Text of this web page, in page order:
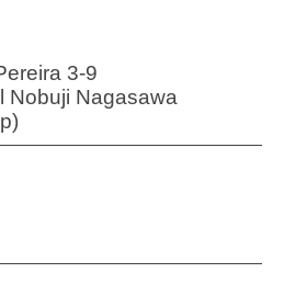
3-9
Nobuji Nagasawa